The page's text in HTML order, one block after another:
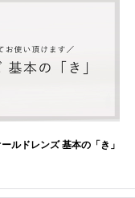
ルドレンズ 基本の「き」